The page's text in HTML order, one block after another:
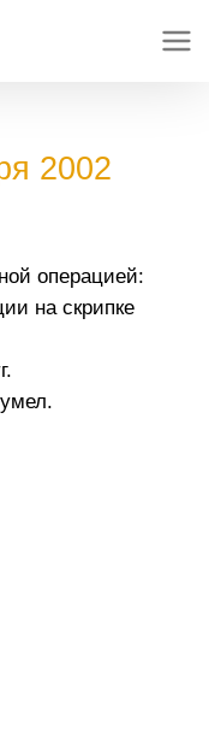
2002
операцией:
на скрипке